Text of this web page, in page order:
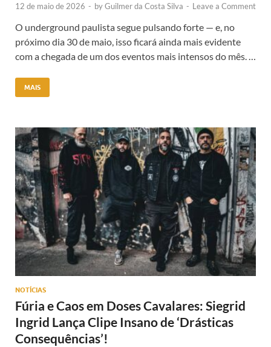
12 de maio de 2026 - byGuilmer da Costa Silva - Leave a Comment
O underground paulista segue pulsando forte — e, no
próximo dia 30 de maio, isso ficará ainda mais evidente
com a chegada de um dos eventos mais intensos do mês. …
MAIS
NOTÍCIAS
Fúria e Caos em Doses Cavalares: Siegrid
Ingrid Lança Clipe Insano de ‘Drásticas
Consequências’!